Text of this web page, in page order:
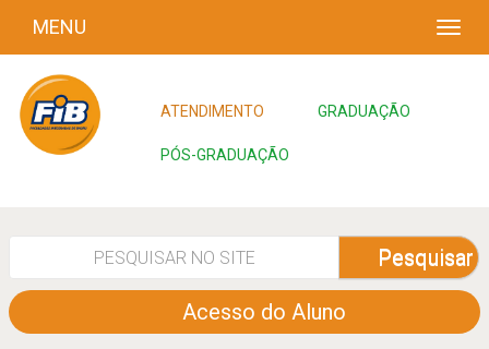
MENU
ATENDIMENTO GRADUAÇÃO
PÓS-GRADUAÇÃO
Pesquisar
Acesso do Aluno